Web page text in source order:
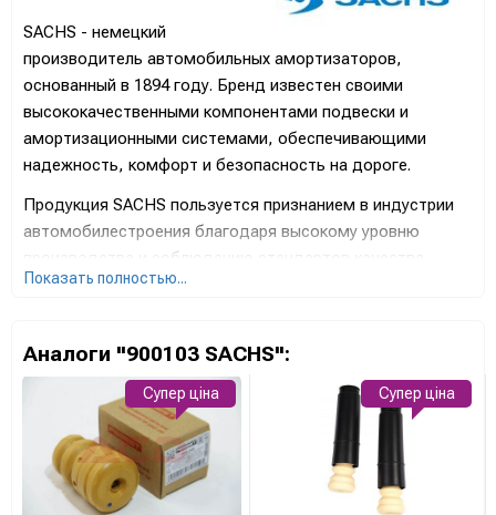
SACHS - немецкий
производитель автомобильных амортизаторов,
основанный в 1894 году. Бренд известен своими
высококачественными компонентами подвески и
амортизационными системами, обеспечивающими
надежность, комфорт и безопасность на дороге.
Продукция SACHS пользуется признанием в индустрии
автомобилестроения благодаря высокому уровню
производства и соблюдению стандартов качества.
Амортизаторы SACHS известны своей эффективностью,
Бренд SACHS значительно инвестирует в исследования
и разработку новейших технологий для повышения
производительности и обеспечения отличных
характеристик амортизации транспортных средств. Их
продукция широко используется в автопромышленности
и спорте, подтверждая высокий статус бренда.
Показать полностью...
Аналоги "900103 SACHS":
Супер ціна Супер ціна